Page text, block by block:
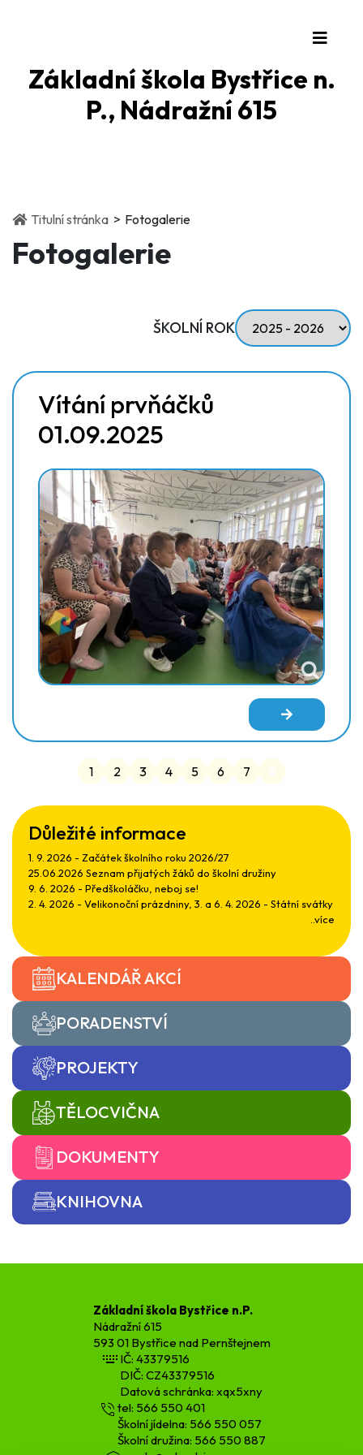
Základní škola Bystřice n.
P., Nádražní 615
Důležité informace
1. 9. 2026 - Začátek školního roku 2026/27
25.06.2026 Seznam přijatých žáků do školní družiny
9. 6. 2026 - Předškoláčku, neboj se!
2. 4. 2026 - Velikonoční prázdniny, 3. a 6. 4. 2026 - Státní svátky
..více
KALENDÁŘ AKCÍ
PORADENSTVÍ
PROJEKTY
TĚLOCVIČNA
DOKUMENTY
KNIHOVNA
Titulní stránka(current)
Fotogalerie
Fotogalerie
ŠKOLNÍ ROK
Vítání prvňáčků
01.09.2025
1 2 3 4 5 6 7
Základní škola Bystřice n.P.
Nádražní 615
593 01 Bystřice nad Pernštejnem
IČ: 43379516
DIČ: CZ43379516
Datová schránka: xqx5xny
tel: 566 550 401
Školní jídelna: 566 550 057
Školní družina: 566 550 887